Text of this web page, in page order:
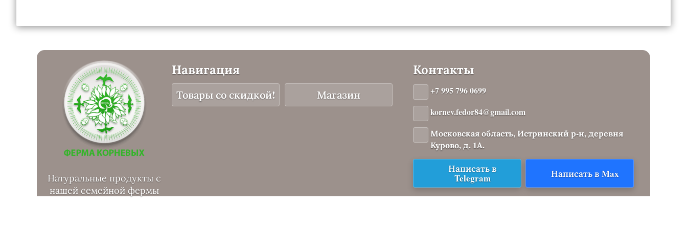
Натуральные продукты с
нашей семейной фермы
Навигация
Товары со скидкой! Магазин
Контакты
+7 995 796 0699
kornev.fedor84@gmail.com
Московская область, Истринский р-н, деревня
Курово, д. 1А.
Написать в
Telegram Написать в Max